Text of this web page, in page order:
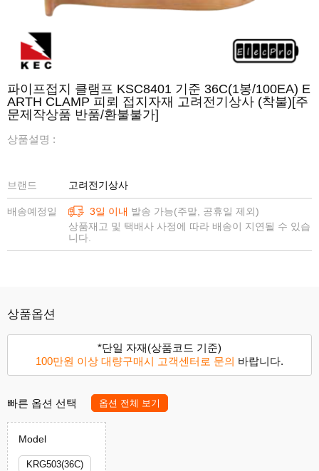
파이프접지 클램프 KSC8401 기준 36C(1봉/100EA) E
ARTH CLAMP 피뢰 접지자재 고려전기상사 (착불)[주
문제작상품 반품/환불불가]
상품설명 :
브랜드 고려전기상사
배송예정일 3일 이내 발송 가능(주말, 공휴일 제외)
상품재고 및 택배사 사정에 따라 배송이 지연될 수 있습
니다.
상품옵션
*단일 자재(상품코드 기준)
100만원 이상 대량구매시 고객센터로 문의 바랍니다.
빠른 옵션 선택 옵션 전체 보기
Model
KRG503(36C)